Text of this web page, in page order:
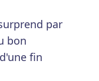
par
bon
fin